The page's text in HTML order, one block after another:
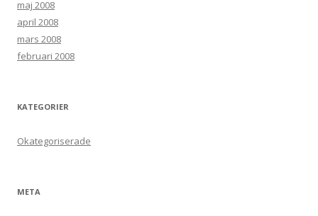
maj 2008
april 2008
mars 2008
februari 2008
KATEGORIER
Okategoriserade
META